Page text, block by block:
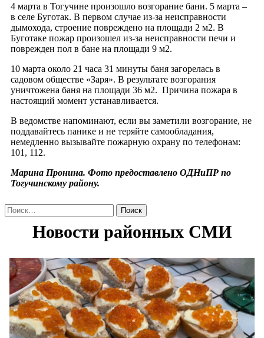
4 марта в Тогучине произошло возгорание бани. 5 марта –
в селе Буготак. В первом случае из-за неисправности
дымохода, строение повреждено на площади 2 м2. В
Буготаке пожар произошел из-за неисправности печи и
поврежден пол в бане на площади 9 м2.
10 марта около 21 часа 31 минуты баня загорелась в
садовом обществе «Заря». В результате возгорания
уничтожена баня на площади 36 м2. Причина пожара в
настоящий момент устанавливается.
В ведомстве напоминают, если вы заметили возгорание, не
поддавайтесь панике и не теряйте самообладания,
немедленно вызывайте пожарную охрану по телефонам:
101, 112.
Марина Пронина. Фото предоставлено ОДНиПР по
Тогучинскому району.
Найти: